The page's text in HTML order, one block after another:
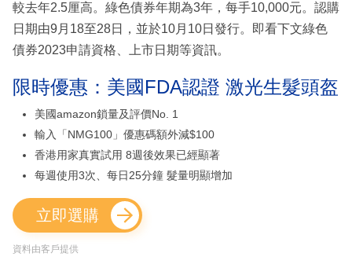
較去年2.5厘高。綠色債券年期為3年，每手10,000元。認購
日期由9月18至28日，並於10月10日發行。即看下文綠色
債券2023申請資格、上市日期等資訊。
限時優惠：美國FDA認證 激光生髮頭盔
美國amazon鎖量及評價No. 1
輸入「NMG100」優惠碼額外減$100
香港用家真實試用 8週後效果已經顯著
每週使用3次、每日25分鐘 髮量明顯增加
立即選購
資料由客戶提供